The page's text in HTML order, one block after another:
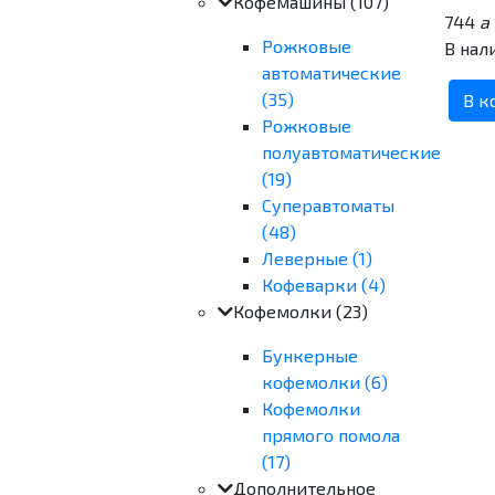
Рожковые
автоматические
(35)
Рожковые
полуавтоматические
(19)
Суперавтоматы
(48)
Леверные (1)
Кофеварки (4)
Кофемолки (23)
Бункерные
кофемолки (6)
Кофемолки
прямого помола
(17)
Дополнительное
744 a
В
В